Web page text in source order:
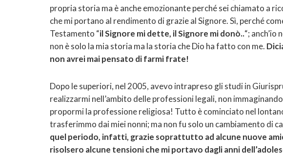
propria storia ma è anche emozionante perché sei chiamato a
che mi portano al rendimento di grazie al Signore. Sì, perché
Testamento “il Signore mi dette, il Signore mi donò..“;
non è solo la mia storia ma la storia che Dio ha fatto con me.
non avrei mai pensato di farmi frate!
Dopo le superiori, nel 2005, avevo intrapreso gli studi in
realizzarmi nell’ambito delle professioni legali, non
propormi la professione religiosa! Tutto è cominciato nel
trasferimmo dai miei nonni; ma non fu solo un cambiamento di
quel periodo, infatti, grazie soprattutto ad alcune nuove
risolsero alcune tensioni che mi portavo dagli anni